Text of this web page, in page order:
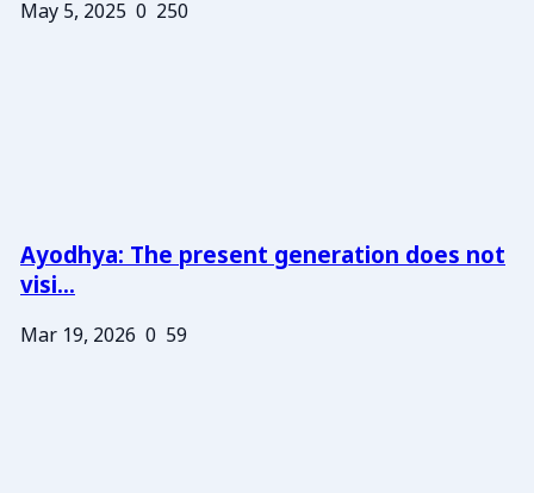
May 5, 2025 0 250
Ayodhya: The present generation does not
visi...
Mar 19, 2026 0 59